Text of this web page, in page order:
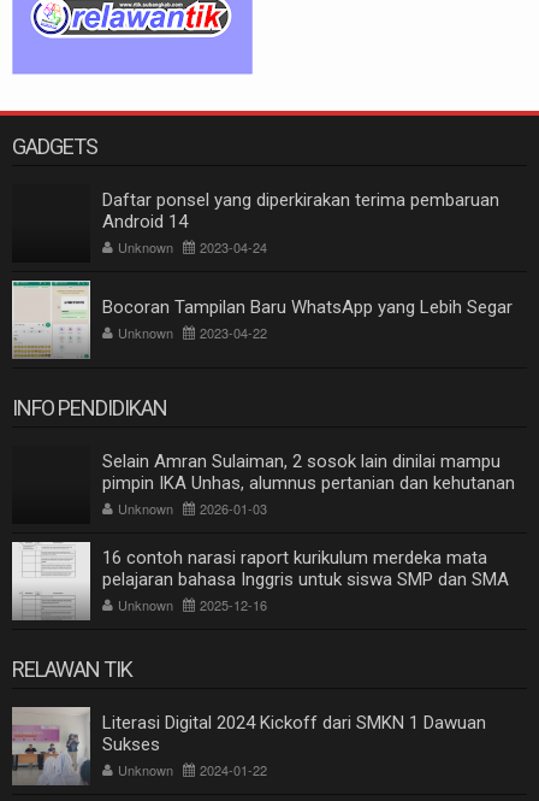
GADGETS
Daftar ponsel yang diperkirakan terima pembaruan
Android 14
Unknown 2023-04-24
Bocoran Tampilan Baru WhatsApp yang Lebih Segar
Unknown 2023-04-22
INFO PENDIDIKAN
Selain Amran Sulaiman, 2 sosok lain dinilai mampu
pimpin IKA Unhas, alumnus pertanian dan kehutanan
Unknown 2026-01-03
16 contoh narasi raport kurikulum merdeka mata
pelajaran bahasa Inggris untuk siswa SMP dan SMA
Unknown 2025-12-16
RELAWAN TIK
Literasi Digital 2024 Kickoff dari SMKN 1 Dawuan
Sukses
Unknown 2024-01-22